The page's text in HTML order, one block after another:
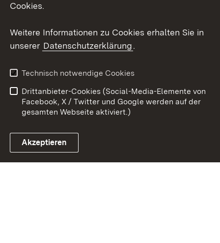
Youtube
Link zum Landesportal
Kontakt
Datenschutz
Barrierefreiheit
Impressum Cookies
Cookies.
Weitere Informationen zu Cookies erhalten Sie in
unserer Datenschutzerklärung.
Technisch notwendige Cookies
Drittanbieter-Cookies (Social-Media-Elemente von
Facebook, X / Twitter und Google werden auf der
gesamten Webseite aktiviert.)
Akzeptieren